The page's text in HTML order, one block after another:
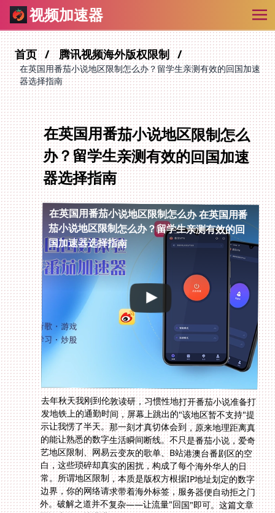
视频加速器
首页 腾讯视频海外版权限制
在英国用番茄小说地区限制怎么办？留学生亲测有效的回国加速
器选择指南
在英国用番茄小说地区限制怎么
办？留学生亲测有效的回国加速
器选择指南
在英国用番茄小说地区限制怎么办 在英国用番
茄小说地区限制怎么办？留学生亲测有效的回
国加速器选择指南
去年秋天我刚到伦敦读研，习惯性地打开番茄小说准备打
发地铁上的通勤时间，屏幕上跳出的"该地区暂不支持"提
示让我愣了半天。那一刻才真切体会到，原来地理距离真
的能让熟悉的数字生活瞬间断线。不只是番茄小说，爱奇
艺地区限制、网易云变灰的歌单、B站港澳台番剧区的空
白，这些琐碎却真实的困扰，构成了每个海外华人的日
常。所谓地区限制，本质是版权方根据IP地址划定的数字
边界，你的网络请求带着海外标签，服务器便自动拒之门
外。破解之道并不复杂——让流量"回国"即可。这篇文章
不谈虚的，就讲讲怎么选一款真正能用的回国加速器，以